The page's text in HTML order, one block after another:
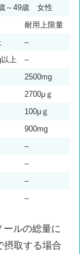
～49歳 女性
耐用上限量
–
上
–
2500mg
2700μｇ
100μｇ
900mg
–
–
–
–
ールの総量に
摂取する場合